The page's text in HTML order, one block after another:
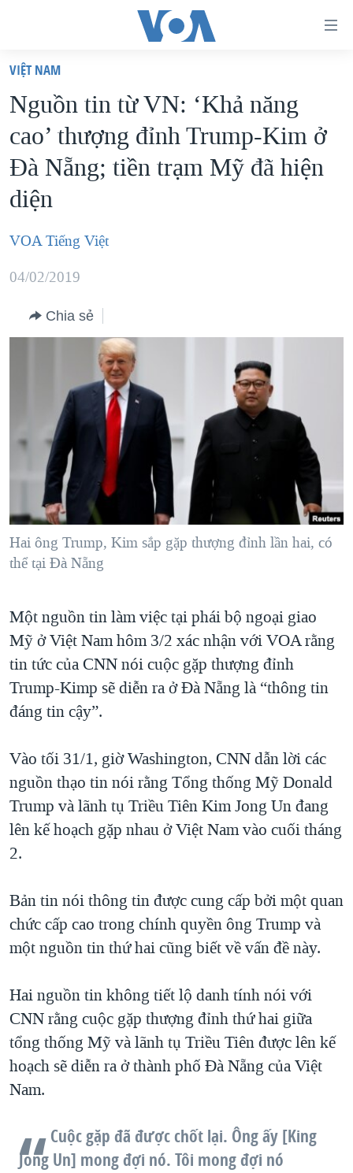
truy
cập
Tới
nội
dung
chính
Tới
hướng
VIỆT NAM
HOA KỲ
BIỂN ĐÔNG
THẾ GIỚI
MỤC
TỰ DO BÁO CHÍ
VẠCH TRẦN TIN GIẢ
NGƯỜI VIỆT HẢI NGOẠI
ĐỜI SỐNG
KINH TẾ
KHOA HỌC
SỨC KHOẺ
VĂN HOÁ
THỂ THAO
GIÁO DỤC
CHUYÊN ĐỀ
CHIẾN TRANH THƯƠNG MẠI CỦA MỸ: QUÁ KHỨ VÀ HIỆN
HÀNH TRÌNH BẦU CỬ 2024
MỘT NĂM CHIẾN TRANH TẠI DẢI GAZA
GIẢI MÃ VÀNH ĐAI & CON ĐƯỜNG
NGÀY TỊ NẠN THẾ GIỚI
TRỊNH VĨNH BÌNH - NGƯỜI HẠ 'BÊN THẮNG CUỘC'
GROUND ZERO – XƯA VÀ NAY
CHI PHÍ CHIẾN TRANH AFGHANISTAN
THƯỢNG ĐỈNH TRUMP-KIM TẠI VIỆT NAM
TRỊNH VĨNH BÌNH VS. CHÍNH PHỦ VIỆT NAM
NGƯ DÂN VIỆT VÀ LÀN SÓNG TRỘM HẢI SÂM
BÊN KIA QUỐC LỘ: TIẾNG VỌNG TỪ NÔNG THÔN MỸ
HỌC TIẾNG ANH
MẠNG XÃ HỘI
Ngôn ngữ khác
VIỆT NAM
Nguồn tin từ VN: ‘Khả năng
cao’ thượng đỉnh Trump-Kim ở
Đà Nẵng; tiền trạm Mỹ đã hiện
diện
VOA Tiếng Việt
04/02/2019
Chia sẻ
Hai ông Trump, Kim sắp gặp thượng đỉnh lần hai, có
thể tại Đà Nẵng
Một nguồn tin làm việc tại phái bộ ngoại giao
Mỹ ở Việt Nam hôm 3/2 xác nhận với VOA rằng
tin tức của CNN nói cuộc gặp thượng đỉnh
Trump-Kimp sẽ diễn ra ở Đà Nẵng là “thông tin
đáng tin cậy”.
Vào tối 31/1, giờ Washington, CNN dẫn lời các
nguồn thạo tin nói rằng Tổng thống Mỹ Donald
Trump và lãnh tụ Triều Tiên Kim Jong Un đang
lên kế hoạch gặp nhau ở Việt Nam vào cuối tháng
2.
Bản tin nói thông tin được cung cấp bởi một quan
chức cấp cao trong chính quyền ông Trump và
một nguồn tin thứ hai cũng biết về vấn đề này.
Hai nguồn tin không tiết lộ danh tính nói với
CNN rằng cuộc gặp thượng đỉnh thứ hai giữa
tổng thống Mỹ và lãnh tụ Triều Tiên được lên kế
hoạch sẽ diễn ra ở thành phố Đà Nẵng của Việt
Nam.
Cuộc gặp đã được chốt lại. Ông ấy [King
Jong Un] mong đợi nó. Tôi mong đợi nó